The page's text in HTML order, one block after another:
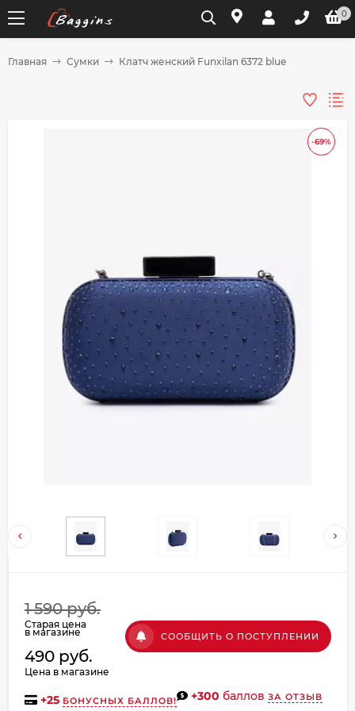
0
Главная Сумки Клатч женский Funxilan 6372 blue
-69%
1 590 руб.
Старая цена
в магазине
490 руб.
Цена в магазине
СООБЩИТЬ О ПОСТУПЛЕНИИ
+25 БОНУСНЫХ БАЛЛОВ! +300 баллов ЗА ОТЗЫВ
Добавляйте товары
в корзину
выбранный способом
списываться
по25 каждые 2 недели
Подробнее